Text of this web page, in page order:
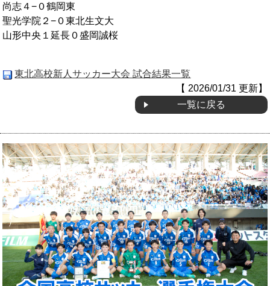
尚志４−０鶴岡東
聖光学院２−０東北生文大
山形中央１延長０盛岡誠桜
東北高校新人サッカー大会 試合結果一覧
【 2026/01/31 更新】
一覧に戻る